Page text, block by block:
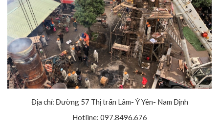
Địa chỉ: Đường 57 Thị trấn Lâm- Ý Yên- Nam Định
Hotline: 097.8496.676